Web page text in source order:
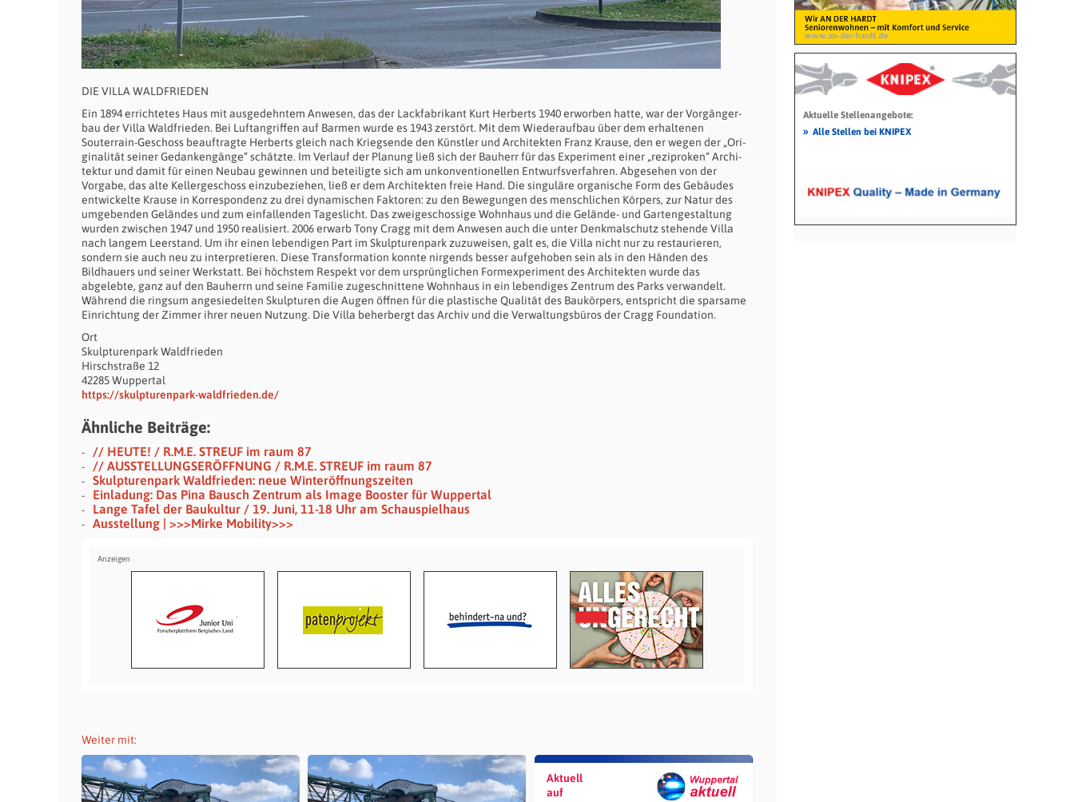
DIE VILLA WALDFRIEDEN
Ein 1894 errichtetes Haus mit ausgedehntem Anwesen, das der Lackfabrikant Kurt Herberts 1940 erworben hatte, war der Vor­gänger­
bau der Villa Waldfrieden. Bei Luftangriffen auf Barmen wurde es 1943 zerstört. Mit dem Wiederaufbau über dem erhal­tenen
Souterrain-Geschoss beauftragte Herberts gleich nach Kriegsende den Künstler und Architekten Franz Krause, den er wegen der „Ori­
ginalität seiner Gedankengänge“ schätzte. Im Verlauf der Planung ließ sich der Bauherr für das Experiment einer „rezi­­proken“ Archi­
tektur und damit für einen Neubau gewinnen und beteiligte sich am unkon­­ventionellen Entwurfsverfahren. Ab­ge­sehen von der
Vorgabe, das alte Kellergeschoss ein­zu­be­ziehen, ließ er dem Architekten freie Hand. Die singuläre organische Form des Ge­bäudes
ent­wick­elte Krause in Kor­res­pon­denz zu drei dy­nam­ischen Fakto­ren: zu den Be­we­gungen des mensch­lichen Körpers, zur Natur des
um­geb­enden Geländes und zum einfallenden Tageslicht. Das zweigeschossige Wohnhaus und die Gelände- und Garten­gestaltung
wurden zwischen 1947 und 1950 realisiert. 2006 erwarb Tony Cragg mit dem Anwesen auch die unter Denk­mal­schutz stehende Villa
nach langem Leerstand. Um ihr einen lebendigen Part im Skulpturenpark zuzuweisen, galt es, die Villa nicht nur zu restaurieren,
sondern sie auch neu zu inter­pre­tieren. Diese Transformation konnte nirgends besser auf­ge­hoben sein als in den Händen des
Bildhauers und seiner Werk­statt. Bei höchstem Respekt vor dem ursprünglichen Form­experiment des Architekten wurde das
abgelebte, ganz auf den Bauherrn und seine Familie zugeschnittene Wohnhaus in ein lebendiges Zentrum des Parks verwandelt.
Während die ringsum angesiedelten Skulpturen die Augen öffnen für die plastische Qualität des Baukörpers, entspricht die sparsame
Einrichtung der Zimmer ihrer neuen Nutzung. Die Villa beherbergt das Archiv und die Ver­wal­tungs­büros der Cragg Foundation.
Ort
Skulpturenpark Waldfrieden
Hirschstraße 12
42285 Wuppertal
https://skulpturenpark-waldfrieden.de/
Ähnliche Beiträge:
// HEUTE! / R.M.E. STREUF im raum 87
// AUSSTELLUNGSERÖFFNUNG / R.M.E. STREUF im raum 87
Skulpturenpark Waldfrieden: neue Winteröffnungszeiten
Einladung: Das Pina Bausch Zentrum als Image Booster für Wuppertal
Lange Tafel der Baukultur / 19. Juni, 11-18 Uhr am Schauspielhaus
Ausstellung | >>>Mirke Mobility>>>
Weiter mit:
Aktuell
auf
Aktuelle Stellenangebote:
» Alle Stellen bei KNIPEX